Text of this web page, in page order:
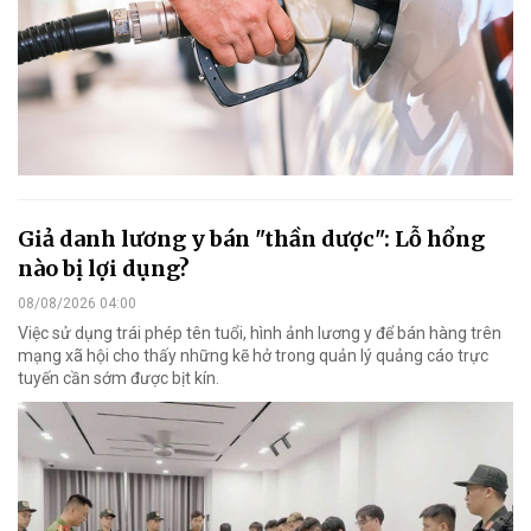
Giả danh lương y bán "thần dược": Lỗ hổng
nào bị lợi dụng?
08/08/2026 04:00
Việc sử dụng trái phép tên tuổi, hình ảnh lương y để bán hàng trên
mạng xã hội cho thấy những kẽ hở trong quản lý quảng cáo trực
tuyến cần sớm được bịt kín.